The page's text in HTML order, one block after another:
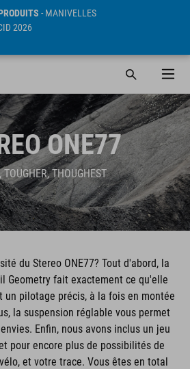
- MANIVELLES
2026
ONE77
TOUGHER, THOUGHEST
du Stereo ONE77? Tout d'abord, la
Geometry fait exactement ce qu'elle
un pilotage précis, à la fois en montée
la suspension réglable vous permet
Enfin, nous avons inclus un jeu
pour encore plus de possibilités de
et votre trace. Vous êtes en total